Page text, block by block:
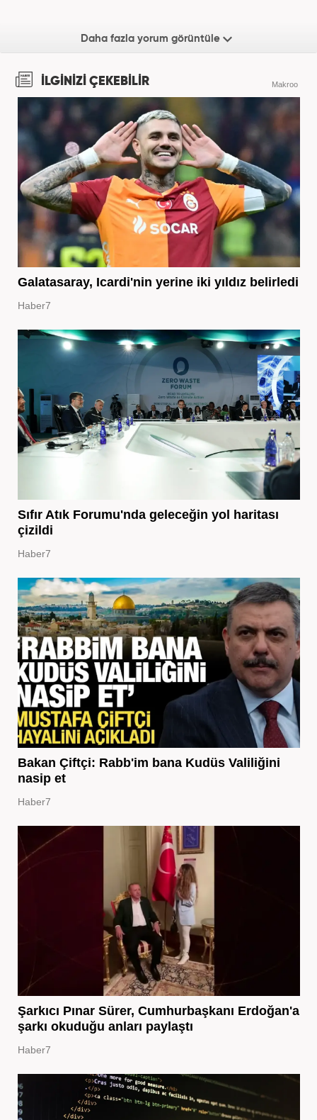
Daha fazla yorum görüntüle
İLGİNİZİ ÇEKEBİLİR Makroo
Galatasaray, Icardi'nin yerine iki yıldız belirledi
Haber7
Sıfır Atık Forumu'nda geleceğin yol haritası
çizildi
Haber7
Bakan Çiftçi: Rabb'im bana Kudüs Valiliğini
nasip et
Haber7
Şarkıcı Pınar Sürer, Cumhurbaşkanı Erdoğan'a
şarkı okuduğu anları paylaştı
Haber7